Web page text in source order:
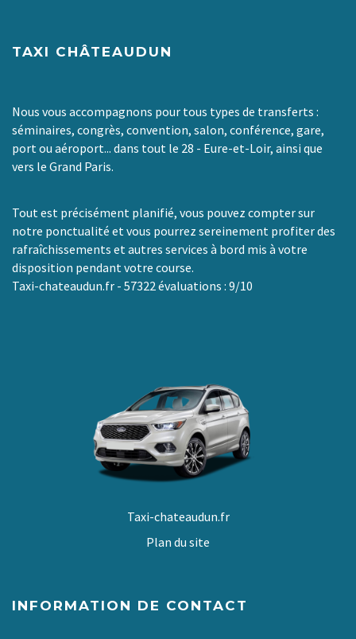
TAXI CHÂTEAUDUN
Nous vous accompagnons pour tous types de transferts :
séminaires, congrès, convention, salon, conférence, gare,
port ou aéroport... dans tout le 28 - Eure-et-Loir, ainsi que
vers le Grand Paris.
Tout est précisément planifié, vous pouvez compter sur
notre ponctualité et vous pourrez sereinement profiter des
rafraîchissements et autres services à bord mis à votre
disposition pendant votre course.
Taxi-chateaudun.fr - 57322évaluations : 9/10
Taxi-chateaudun.fr
Plan du site
INFORMATION DE CONTACT